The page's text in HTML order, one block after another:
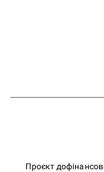
Проєкт